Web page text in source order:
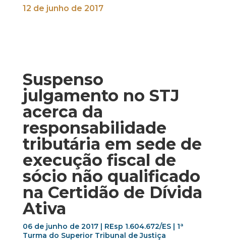
12 de junho de 2017
Suspenso
julgamento no STJ
acerca da
responsabilidade
tributária em sede de
execução fiscal de
sócio não qualificado
na Certidão de Dívida
Ativa
06 de junho de 2017 | REsp 1.604.672/ES | 1ª
Turma do Superior Tribunal de Justiça